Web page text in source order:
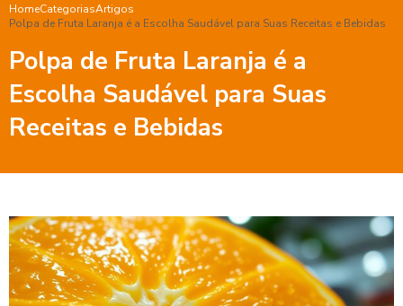
HomeCategoriasArtigos
Polpa de Fruta Laranja é a Escolha Saudável para Suas Receitas e Bebidas
Polpa de Fruta Laranja é a
Escolha Saudável para Suas
Receitas e Bebidas